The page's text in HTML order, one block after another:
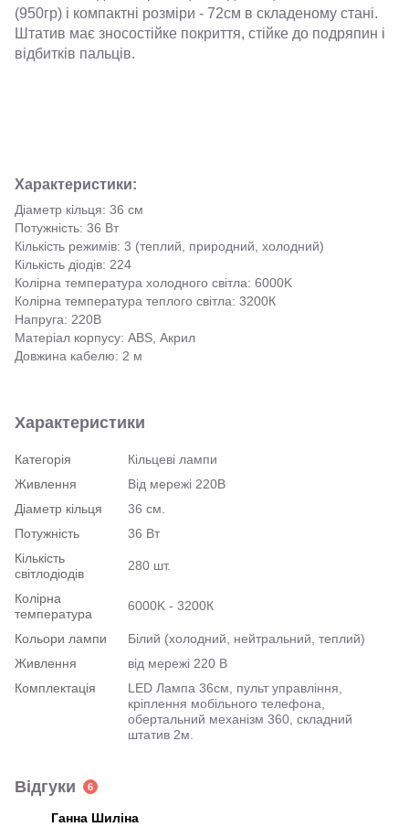
(950гр) і компактні розміри - 72см в складеному стані.
Штатив має зносостійке покриття, стійке до подряпин і
відбитків пальців.
Характеристики:
Діаметр кільця: 36 см
Потужність: 36 Вт
Кількість режимів: 3 (теплий, природний, холодний)
Кількість діодів: 224
Колірна температура холодного світла: 6000K
Колірна температура теплого світла: 3200К
Напруга: 220В
Матеріал корпусу: ABS, Акрил
Довжина кабелю: 2 м
Характеристики
Категорія
Кільцеві лампи
Живлення
Від мережі 220В
Діаметр кільця
36 см.
Потужність
36 Вт
Кількість
світлодіодів
280 шт.
Колірна
температура
6000K - 3200К
Кольори лампи
Білий (холодний, нейтральний, теплий)
Живлення
від мережі 220 В
Комплектація
LED Лампа 36см, пульт управління,
кріплення мобільного телефона,
обертальний механізм 360, складний
штатив 2м.
Відгуки 6
Ганна Шиліна